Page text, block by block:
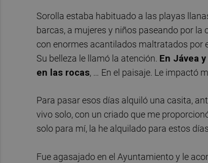
Sorolla estaba habituado a las playas
barcas, a mujeres y niños paseando por
con enormes acantilados maltratados por
Su belleza le llamó la atención. En Jávea
en las rocas, … En el paisaje. Le impactó
Para pasar esos días alquiló una casita,
vivo solo, con un criado que me
solo para mí, la he alquilado para estos
Fue agasajado en el Ayuntamiento y le